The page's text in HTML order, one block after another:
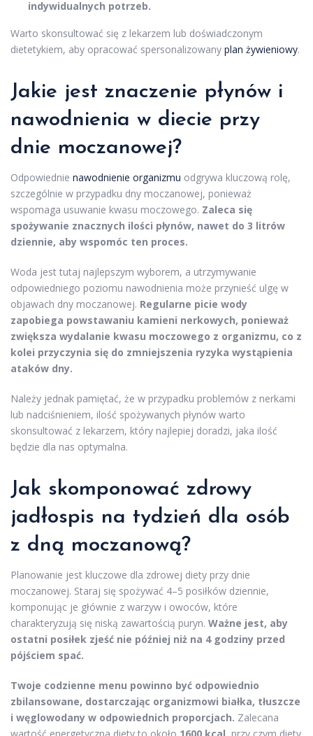
indywidualnych potrzeb.
Warto skonsultować się z lekarzem lub doświadczonym
dietetykiem, aby opracować spersonalizowany plan żywieniowy.
Jakie jest znaczenie płynów i
nawodnienia w diecie przy
dnie moczanowej?
Odpowiednie nawodnienie organizmu odgrywa kluczową rolę,
szczególnie w przypadku dny moczanowej, ponieważ
wspomaga usuwanie kwasu moczowego. Zaleca się
spożywanie znacznych ilości płynów, nawet do 3 litrów
dziennie, aby wspomóc ten proces.
Woda jest tutaj najlepszym wyborem, a utrzymywanie
odpowiedniego poziomu nawodnienia może przynieść ulgę w
objawach dny moczanowej. Regularne picie wody
zapobiega powstawaniu kamieni nerkowych, ponieważ
zwiększa wydalanie kwasu moczowego z organizmu, co z
kolei przyczynia się do zmniejszenia ryzyka wystąpienia
ataków dny.
Należy jednak pamiętać, że w przypadku problemów z nerkami
lub nadciśnieniem, ilość spożywanych płynów warto
skonsultować z lekarzem, który najlepiej doradzi, jaka ilość
będzie dla nas optymalna.
Jak skomponować zdrowy
jadłospis na tydzień dla osób
z dną moczanową?
Planowanie jest kluczowe dla zdrowej diety przy dnie
moczanowej. Staraj się spożywać 4–5 posiłków dziennie,
komponując je głównie z warzyw i owoców, które
charakteryzują się niską zawartością puryn. Ważne jest, aby
ostatni posiłek zjeść nie później niż na 4 godziny przed
pójściem spać.
Twoje codzienne menu powinno być odpowiednio
zbilansowane, dostarczając organizmowi białka, tłuszcze
i węglowodany w odpowiednich proporcjach. Zalecana